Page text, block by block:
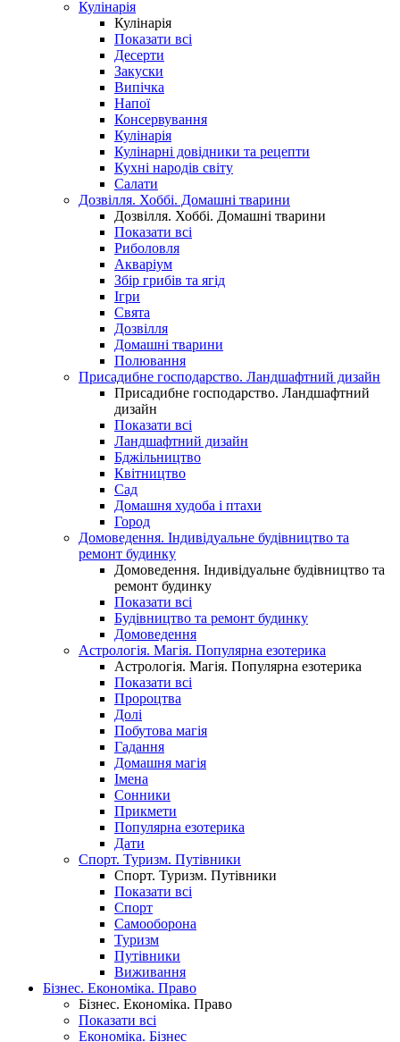
Кулінарія
Кулінарія
Показати всі
Десерти
Закуски
Випічка
Напої
Консервування
Кулінарія
Кулінарні довідники та рецепти
Кухні народів світу
Салати
Дозвілля. Хоббі. Домашні тварини
Дозвілля. Хоббі. Домашні тварини
Показати всі
Риболовля
Акваріум
Збір грибів та ягід
Ігри
Свята
Дозвілля
Домашні тварини
Полювання
Присадибне господарство. Ландшафтний дизайн
Присадибне господарство. Ландшафтний
дизайн
Показати всі
Ландшафтний дизайн
Бджільництво
Квітництво
Сад
Домашня худоба і птахи
Город
Домоведення. Індивідуальне будівництво та
ремонт будинку
Домоведення. Індивідуальне будівництво та
ремонт будинку
Показати всі
Будівництво та ремонт будинку
Домоведення
Астрологія. Магія. Популярна езотерика
Астрологія. Магія. Популярна езотерика
Показати всі
Пророцтва
Долі
Побутова магія
Гадання
Домашня магія
Імена
Сонники
Прикмети
Популярна езотерика
Дати
Спорт. Туризм. Путівники
Спорт. Туризм. Путівники
Показати всі
Спорт
Самооборона
Туризм
Путівники
Виживання
Бізнес. Економіка. Право
Бізнес. Економіка. Право
Показати всі
Економіка. Бізнес